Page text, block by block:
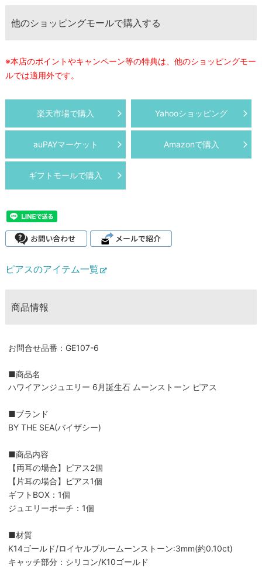
他のショッピングモールで購入する
※本店のポイントやキャンペーン等の特典は、他のショッピングモー
ルでは適用外です。
楽天市場で購入 Yahooショッピング
auPAYマーケット Amazonで購入
ギフトモールで購入
ピアスのアイテム一覧
商品情報
お問合せ品番：GE107-6
■商品名
ハワイアンジュエリー 6月誕生石 ムーンストーン ピアス
■ブランド
BY THE SEA(バイザシー)
■商品内容
【両耳の場合】ピアス2個
【片耳の場合】ピアス1個
ギフトBOX：1個
ジュエリーポーチ：1個
■材質
K14ゴールド/ロイヤルブルームーンストーン:3mm(約0.10ct)
キャッチ部分：シリコン/K10ゴールド